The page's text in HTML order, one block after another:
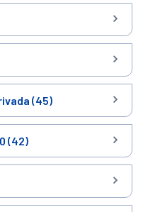
(45)
(42)